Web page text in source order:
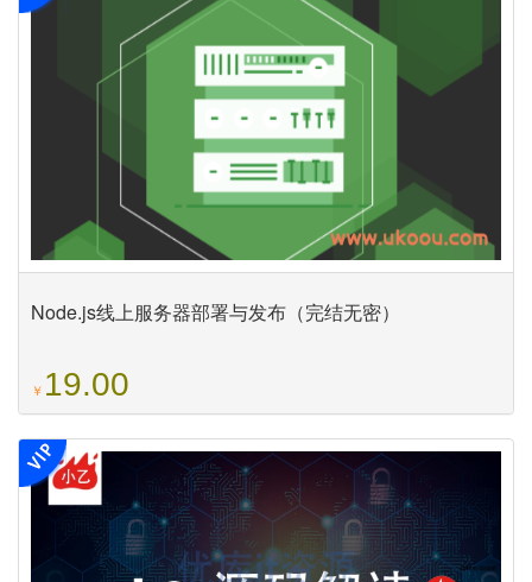
Node.js线上服务器部署与发布（完结无密）
￥ 19.00